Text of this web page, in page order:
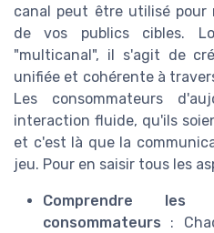
canal peut être utilisé pour
de vos publics cibles.
"multicanal", il s'agit de
unifiée et cohérente à
Les consommateurs
interaction fluide, qu'ils
et c'est là que la
jeu. Pour en saisir tous les
Comprendre les
consommateurs :